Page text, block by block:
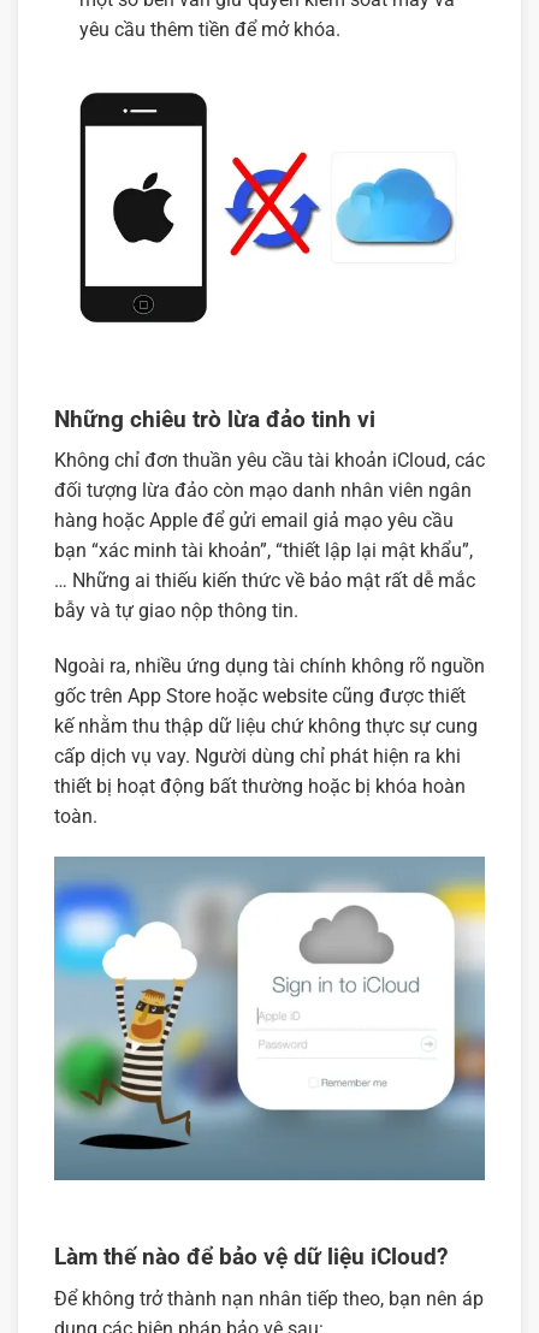
yêu cầu thêm tiền để mở khóa.
Những chiêu trò lừa đảo tinh vi
Không chỉ đơn thuần yêu cầu tài khoản iCloud, các
đối tượng lừa đảo còn mạo danh nhân viên ngân
hàng hoặc Apple để gửi email giả mạo yêu cầu
bạn “xác minh tài khoản”, “thiết lập lại mật khẩu”,
… Những ai thiếu kiến thức về bảo mật rất dễ mắc
bẫy và tự giao nộp thông tin.
Ngoài ra, nhiều ứng dụng tài chính không rõ nguồn
gốc trên App Store hoặc website cũng được thiết
kế nhằm thu thập dữ liệu chứ không thực sự cung
cấp dịch vụ vay. Người dùng chỉ phát hiện ra khi
thiết bị hoạt động bất thường hoặc bị khóa hoàn
toàn.
Làm thế nào để bảo vệ dữ liệu iCloud?
Để không trở thành nạn nhân tiếp theo, bạn nên áp